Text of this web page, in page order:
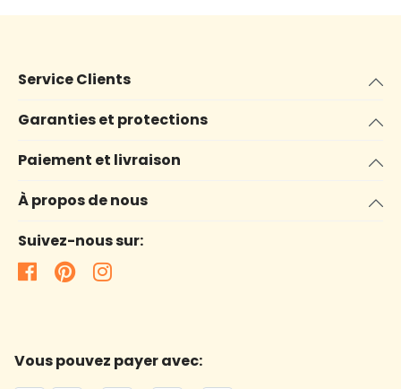
Service Clients
Garanties et protections
Paiement et livraison
À propos de nous
Suivez-nous sur:
Vous pouvez payer avec: